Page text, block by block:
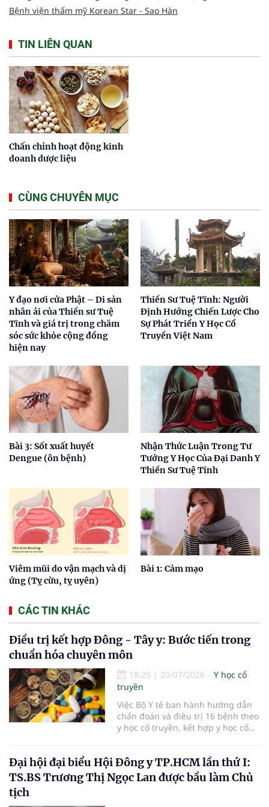
Bệnh viện thẩm mỹ Korean Star - Sao Hàn
TIN LIÊN QUAN
Chấn chỉnh hoạt động kinh
doanh dược liệu
CÙNG CHUYÊN MỤC
Y đạo nơi cửa Phật – Di sản
nhân ái của Thiền sư Tuệ
Tĩnh và giá trị trong chăm
sóc sức khỏe cộng đồng
hiện nay
Thiền Sư Tuệ Tĩnh: Người
Định Hướng Chiến Lược Cho
Sự Phát Triển Y Học Cổ
Truyền Việt Nam
Bài 3: Sốt xuất huyết
Dengue (ôn bệnh)
Nhận Thức Luận Trong Tư
Tưởng Y Học Của Đại Danh Y
Thiền Sư Tuệ Tĩnh
Viêm mũi do vận mạch và dị
ứng (Tỵ cừu, tỵ uyên)
Bài 1: Cảm mạo
CÁC TIN KHÁC
Điều trị kết hợp Đông - Tây y: Bước tiến trong
chuẩn hóa chuyên môn
18:25 | 20/07/2026
Y học cổ
truyền
Việc Bộ Y tế ban hành hướng dẫn
chẩn đoán và điều trị 16 bệnh theo
y học cổ truyền, kết hợp y học cổ
nhất cho các cơ sở khám, chữa
bệnh. Giá trị của tài liệu không chỉ
nằm ở việc mở rộng danh mục
Đại hội đại biểu Hội Đông y TP.HCM lần thứ I:
TS.BS Trương Thị Ngọc Lan được bầu làm Chủ
tịch